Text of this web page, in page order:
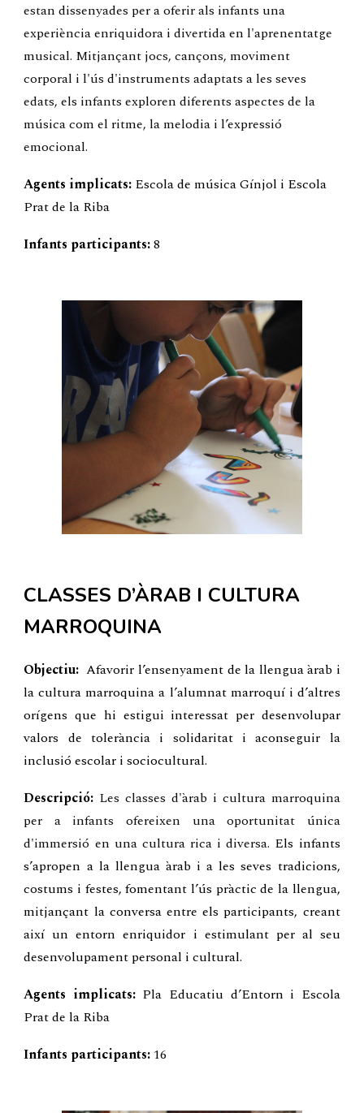
estan dissenyades per a oferir als infants una
experiència enriquidora i divertida en l'aprenentatge
musical. Mitjançant jocs, cançons, moviment
corporal i l'ús d'instruments adaptats a les seves
edats, els infants exploren diferents aspectes de la
música com el ritme, la melodia i l’expressió
emocional.
Agents implicats: Escola de música Gínjol i Escola
Prat de la Riba
Infants participants:8
CLASSES D’ÀRAB I CULTURA
MARROQUINA
Objectiu: Afavorir l’ensenyament de la llengua àrab i
la cultura marroquina a l’alumnat marroquí i d’altres
orígens que hi estigui interessat per desenvolupar
valors de tolerància i solidaritat i aconseguir la
inclusió escolar i sociocultural.
Descripció: Les classes d'àrab i cultura marroquina
per a infants ofereixen una oportunitat única
d'immersió en una cultura rica i diversa. Els infants
s’apropen a la llengua àrab i a les seves tradicions,
costums i festes, fomentant l’ús pràctic de la llengua,
mitjançant la conversa entre els participants, creant
així un entorn enriquidor i estimulant per al seu
desenvolupament personal i cultural.
Agents implicats:Pla Educatiu d’Entorn i Escola
Prat de la Riba
Infants participants:16